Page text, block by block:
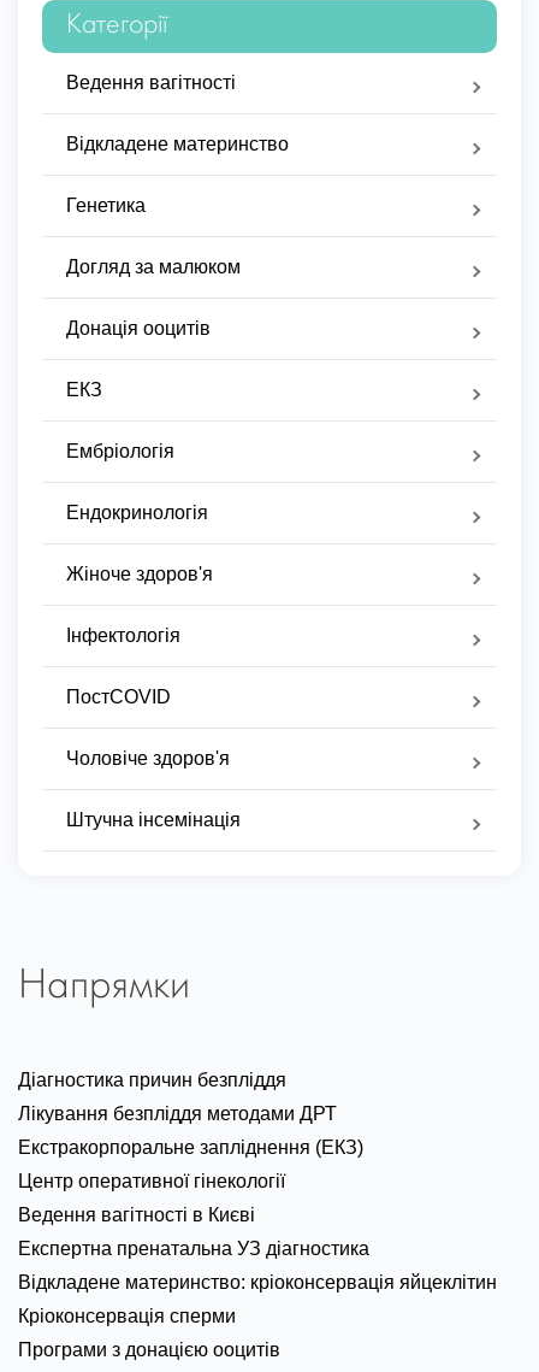
Категорії
Ведення вагітності
Відкладене материнство
Генетика
Догляд за малюком
Донація ооцитів
ЕКЗ
Ембріологія
Ендокринологія
Жіноче здоров'я
Інфектологія
ПостCOVID
Чоловіче здоров'я
Штучна інсемінація
Напрямки
Діагностика причин безпліддя
Лікування безпліддя методами ДРТ
Екстракорпоральне запліднення (ЕКЗ)
Центр оперативної гінекології
Ведення вагітності в Києві
Експертна пренатальна УЗ діагностика
Відкладене материнство: кріоконсервація яйцеклітин
Кріоконсервація сперми
Програми з донацією ооцитів